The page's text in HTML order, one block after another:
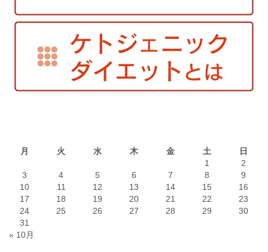
月 火 水 木 金 土
日
1
2
3
4 5 6 7 8
9
10
11 12 13 14 15
16
17
18 19 20 21 22
23
24
25 26 27 28 29
30
31
« 10月